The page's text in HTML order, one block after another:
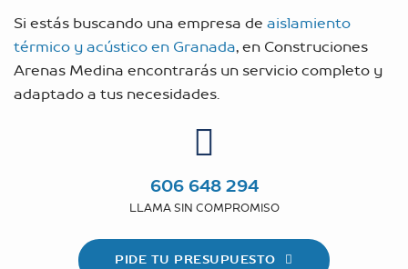
Si estás buscando una empresa de aislamiento
térmico y acústico en Granada, en Construciones
Arenas Medina encontrarás un servicio completo y
adaptado a tus necesidades.
606 648 294
LLAMA SIN COMPROMISO
PIDE TU PRESUPUESTO